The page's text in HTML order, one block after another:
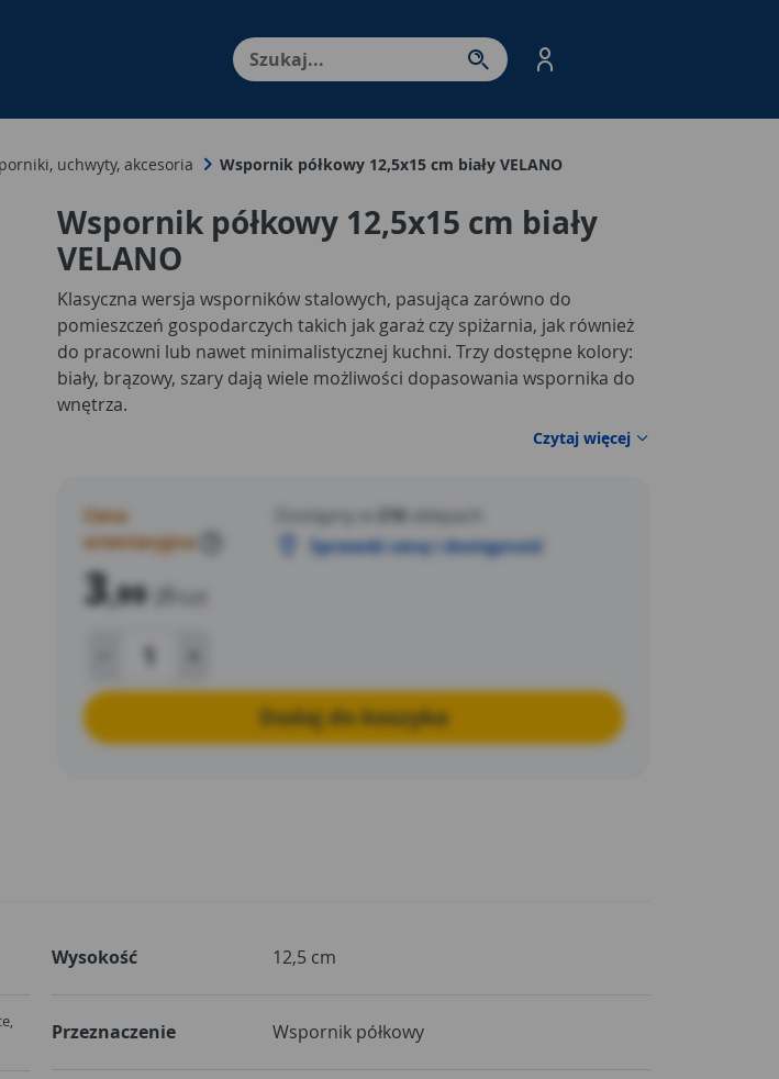
Menu Produktów, nawigacja: Enter - przejdź do strony produktów. Spacja – otwórz/
uchwyty, akcesoria Wspornik półkowy 12,5x15 cm biały VELANO
Wspornik półkowy 12,5x15 cm biały
VELANO
Klasyczna wersja wsporników stalowych, pasująca zarówno do
pomieszczeń gospodarczych takich jak garaż czy spiżarnia, jak również
do pracowni lub nawet minimalistycznej kuchni. Trzy dostępne kolory:
biały, brązowy, szary dają wiele możliwości dopasowania wspornika do
wnętrza.
Czytaj więcej
Cena
orientacyjna
3,99 zł /szt
Dostępny w 216
sklepach
Sprawdź cenę i dostępność
Dodaj do koszyka
Wysokość 12,5 cm
Przeznaczenie Wspornik półkowy